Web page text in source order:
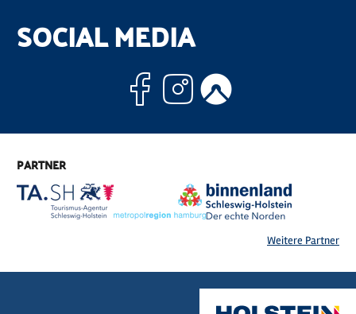
SOCIAL MEDIA
Facebook
Instagram
PARTNER
Weitere Partner